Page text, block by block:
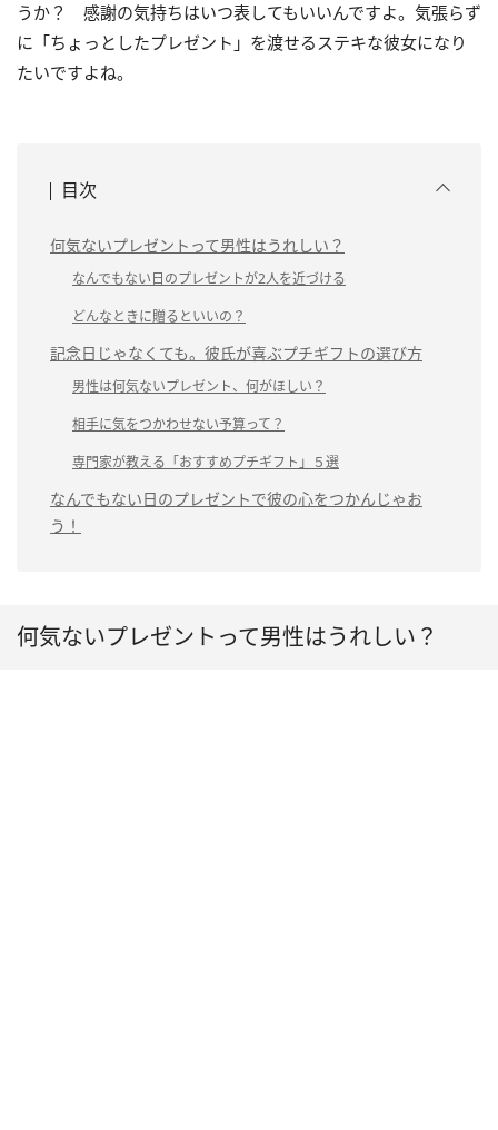
うか？ 感謝の気持ちはいつ表してもいいんですよ。気張らず
に「ちょっとしたプレゼント」を渡せるステキな彼女になり
たいですよね。
目次
何気ないプレゼントって男性はうれしい？
なんでもない日のプレゼントが2人を近づける
どんなときに贈るといいの？
記念日じゃなくても。彼氏が喜ぶプチギフトの選び方
男性は何気ないプレゼント、何がほしい？
相手に気をつかわせない予算って？
専門家が教える「おすすめプチギフト」５選
なんでもない日のプレゼントで彼の心をつかんじゃお
う！
何気ないプレゼントって男性はうれしい？